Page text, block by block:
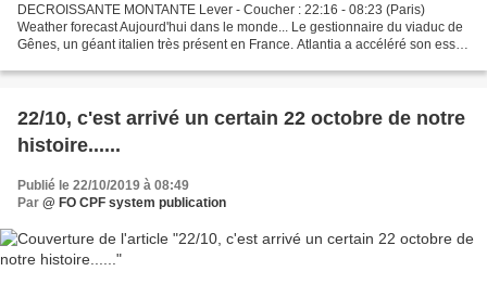
DECROISSANTE MONTANTE Lever - Coucher : 22:16 - 08:23 (Paris)
Weather forecast Aujourd'hui dans le monde... Le gestionnaire du viaduc de
Gênes, un géant italien très présent en France. Atlantia a accéléré son essor
22/10, c'est arrivé un certain 22 octobre de notre
histoire......
Publié le 22/10/2019 à 08:49
Par @ FO CPF system publication